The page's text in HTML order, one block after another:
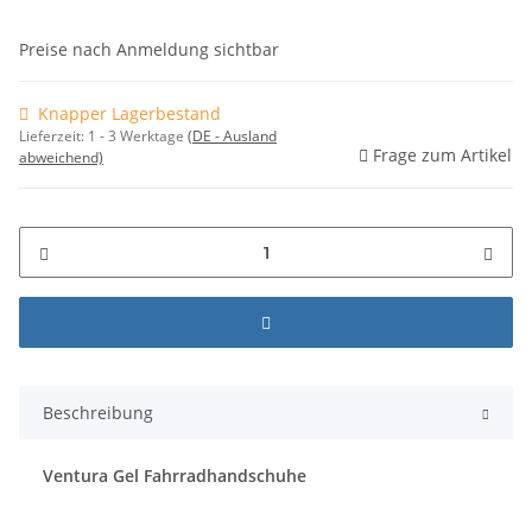
Preise nach Anmeldung sichtbar
Knapper Lagerbestand
Lieferzeit: 1 - 3 Werktage (DE - Ausland
abweichend)
Frage zum Artikel
Beschreibung
Ventura Gel Fahrradhandschuhe